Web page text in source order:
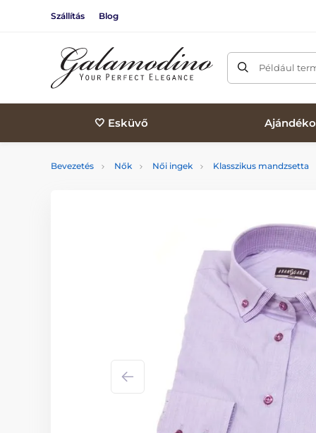
Szállítás Blog
Például
🤍 Esküvő
Bevezetés Nők Női ingek Klasszikus mandzsetta